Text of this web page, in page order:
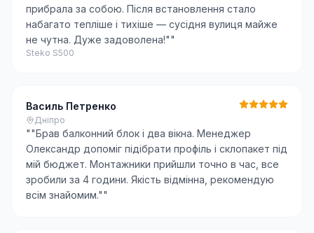
прибрала за собою. Після встановлення стало
набагато тепліше і тихіше — сусідня вулиця майже
не чутна. Дуже задоволена!""
Steko S500
Василь Петренко
Дніпро
""Брав балконний блок і два вікна. Менеджер
Олександр допоміг підібрати профіль і склопакет під
мій бюджет. Монтажники прийшли точно в час, все
зробили за 4 години. Якість відмінна, рекомендую
всім знайомим.""